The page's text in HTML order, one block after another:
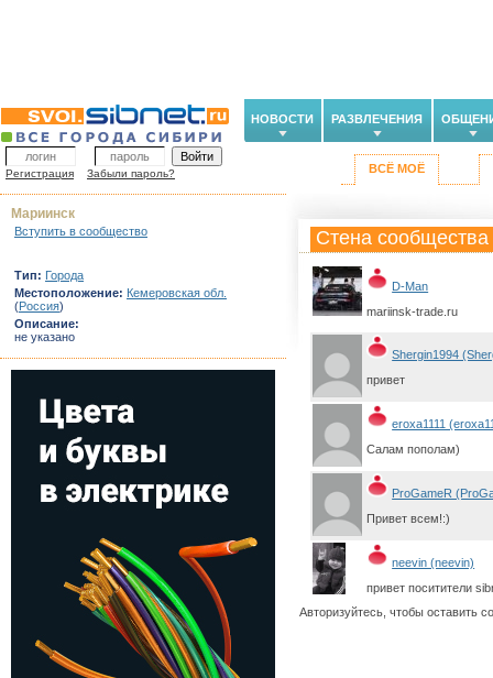
НОВОСТИ РАЗВЛЕЧЕНИЯ
Регистрация Забыли пароль? ВСЁ МОЁ
Стена сообщества
D-Man
mariinsk-trade.ru
Shergin1994
привет
eroxa1111
Салам пополам)
ProGameR
Привет всем!:)
neevin (neevin)
привет поситители
Авторизуйтесь, чтобы оставить
Мариинск
Вступить в сообщество
Тип: Города
Местоположение: Кемеровская обл.
(Россия)
Описание:
не указано